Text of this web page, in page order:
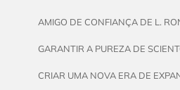
AMIGO DE CONFIANÇA DE L.
GARANTIR A PUREZA DE
CRIAR UMA NOVA ERA DE